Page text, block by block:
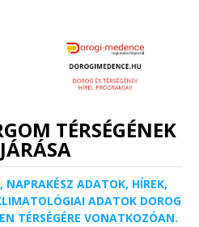
TÉRSÉGÉNEK
NAPRAKÉSZ ADATOK, HÍREK,
ADATOK DOROG
TÉRSÉGÉRE VONATKOZÓAN.